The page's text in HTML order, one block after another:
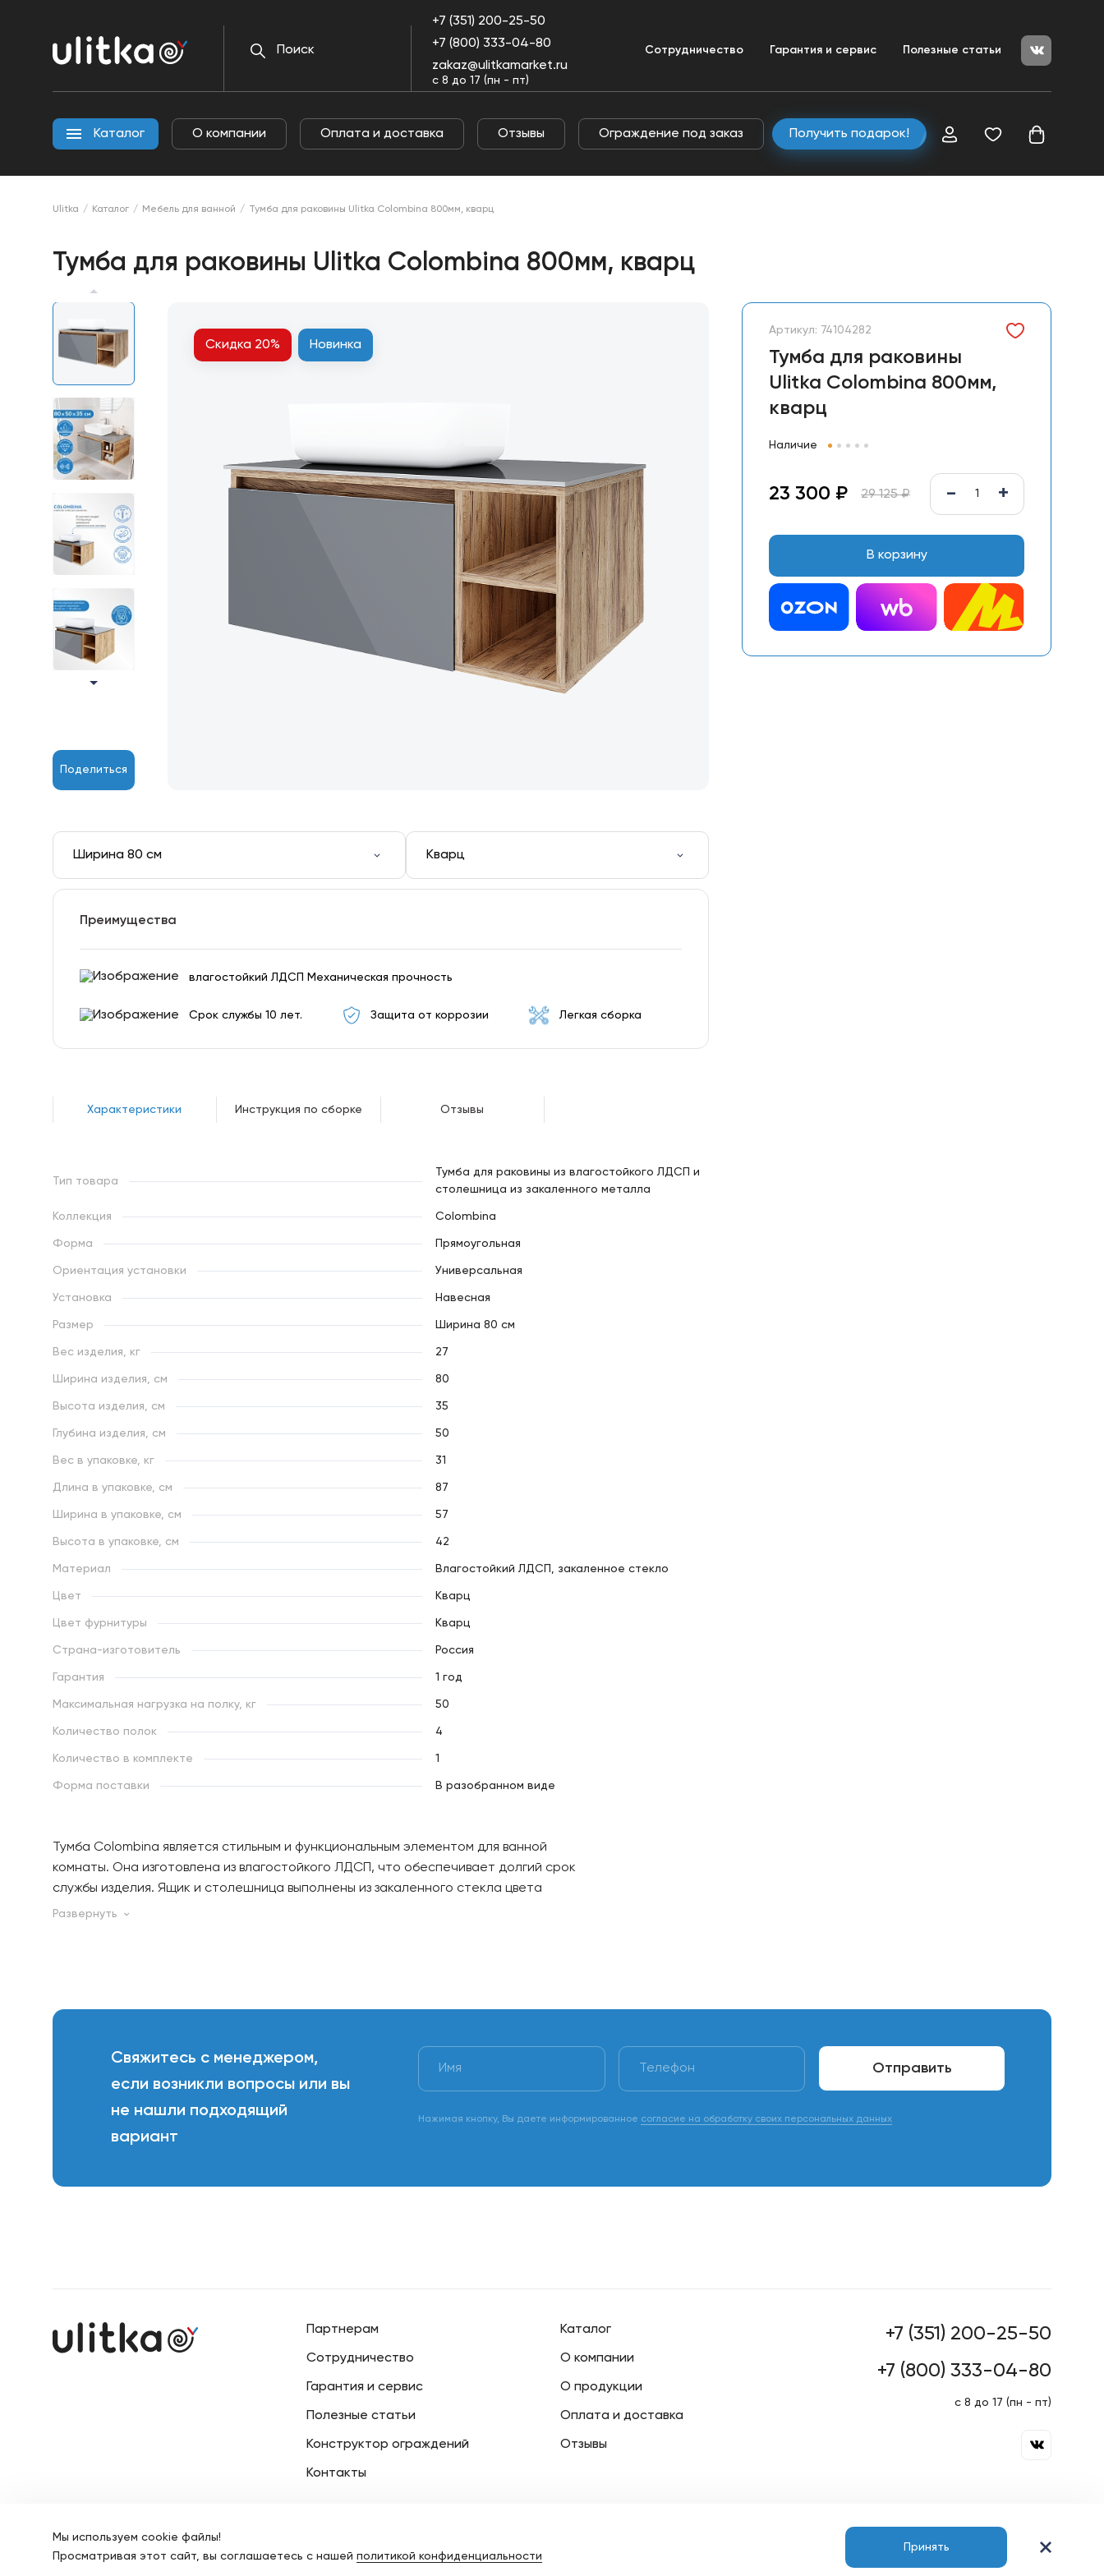
+7 (351) 200-25-50
+7 (800) 333-04-80
zakaz@ulitkamarket.ru
с 8 до 17 (пн - пт)
Сотрудничество Гарантия и сервис Полезные статьи
Каталог О компании Оплата и доставка Отзывы Ограждение под заказ Получить подарок!
Мы иcпользуем cookie файлы!
Просматривая этот сайт, вы соглашаетесь с нашей политикой конфиденциальности
Принять
Каталог
Оплата и
доставка
Ограждение
+7 (800) 333-04-80
Ulitka Каталог Мебель для ванной Тумба для раковины Ulitka Colombina 800мм, кварц
Тумба для раковины Ulitka Colombina 800мм, кварц
Скидка 20% Новинка
Поделиться
Ширина 80 см Кварц
Преимущества
влагостойкий ЛДСП Механическая прочность
Срок службы 10 лет. Защита от коррозии Легкая сборка
Характеристики Инструкция по сборке Отзывы
Тип товара
Тумба для раковины из влагостойкого ЛДСП и
столешница из закаленного металла
Коллекция Colombina
Форма Прямоугольная
Ориентация установки Универсальная
Установка Навесная
Размер Ширина 80 см
Вес изделия, кг 27
Ширина изделия, см 80
Высота изделия, см 35
Глубина изделия, см 50
Вес в упаковке, кг 31
Длина в упаковке, см 87
Ширина в упаковке, см 57
Высота в упаковке, см 42
Материал Влагостойкий ЛДСП, закаленное стекло
Цвет Кварц
Цвет фурнитуры Кварц
Страна-изготовитель Россия
Гарантия 1 год
Максимальная нагрузка на полку, кг 50
Количество полок 4
Количество в комплекте 1
Форма поставки В разобранном виде
Тумба Colombina является стильным и функциональным элементом для ванной
комнаты. Она изготовлена из влагостойкого ЛДСП, что обеспечивает долгий срок
службы изделия. Ящик и столешница выполнены из закаленного стекла цвета
кварц, что придает тумбе элегантный вид.
встроенный механизм самозакрывания. Подвесной механизм от компании Camar
до 120 кг и предотвращая случайный срыв изделия.
Так же тумба имеет две боковых полочки, для хранение вещей, в корзинках или
без, что очень удобно.
ванной комнате, сочетающее в себе функциональность, стиль и надежность.
стилем.
Артикул: 74104282
Тумба для раковины
Ulitka Colombina 800мм,
кварц
Наличие
23 300 ₽ 29 125 ₽ - +
В корзину
Свяжитесь с менеджером,
если возникли вопросы или вы
не нашли подходящий
вариант
Отправить
Нажимая кнопку, Вы даете информированное согласие на обработку своих персональных данных
Партнерам
Сотрудничество
Гарантия и сервис
Полезные статьи
Конструктор ограждений
Контакты
Каталог
О компании
О продукции
Оплата и доставка
Отзывы
+7 (351) 200-25-50
+7 (800) 333-04-80
с 8 до 17 (пн - пт)
Все права защищены